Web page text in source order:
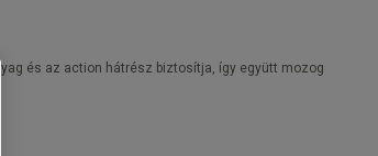
és az action hátrész biztosítja, így együtt mozog